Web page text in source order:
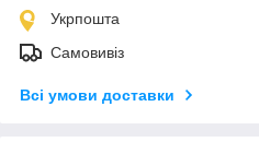
Укрпошта
Самовивіз
Всі умови доставки